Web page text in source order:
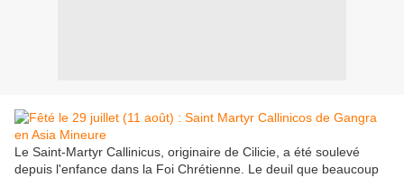
Le Saint-Martyr Callinicus, originaire de Cilicie, a été soulevé
depuis l'enfance dans la Foi Chrétienne. Le deuil que beaucoup